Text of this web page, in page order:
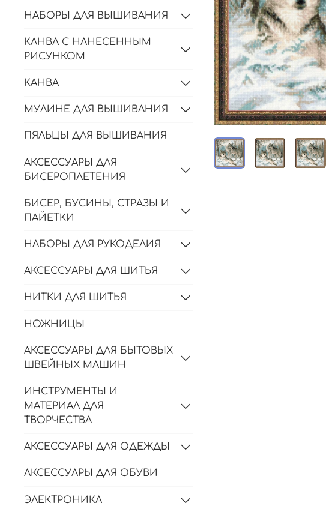
НАБОРЫ ДЛЯ ВЫШИВАНИЯ
КАНВА С НАНЕСЕННЫМ
РИСУНКОМ
КАНВА
МУЛИНЕ ДЛЯ ВЫШИВАНИЯ
ПЯЛЬЦЫ ДЛЯ ВЫШИВАНИЯ
АКСЕССУАРЫ ДЛЯ
БИСЕРОПЛЕТЕНИЯ
БИСЕР, БУСИНЫ, СТРАЗЫ И
ПАЙЕТКИ
НАБОРЫ ДЛЯ РУКОДЕЛИЯ
АКСЕССУАРЫ ДЛЯ ШИТЬЯ
НИТКИ ДЛЯ ШИТЬЯ
НОЖНИЦЫ
АКСЕССУАРЫ ДЛЯ БЫТОВЫХ
ШВЕЙНЫХ МАШИН
ИНСТРУМЕНТЫ И
МАТЕРИАЛ ДЛЯ
ТВОРЧЕСТВА
АКСЕССУАРЫ ДЛЯ ОДЕЖДЫ
АКСЕССУАРЫ ДЛЯ ОБУВИ
ЭЛЕКТРОНИКА